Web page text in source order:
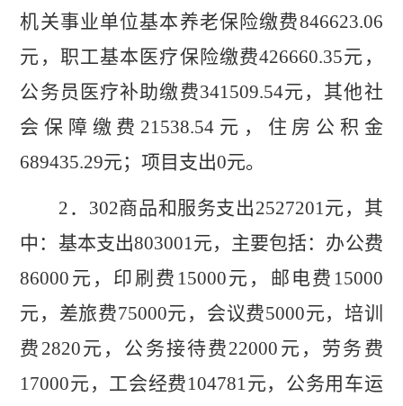
机关事业单位基本养老保险缴费846623.06
元，职工基本医疗保险缴费426660.35元，
公务员医疗补助缴费341509.54元， 其他社
会保障缴费 21538.54 元，住房公积金
689435.29元；项目支出0元。
2 ． 302商品和服务支出2527201 元，其
中：基本支出803001 元，主要包括：办公费
86000 元， 印刷费 15000元，邮电费 15000
元，差旅费75000元，会议费5000元， 培训
费 2820元， 公务接待费22000 元，劳务费
17000元， 工会经费104781 元， 公务用车运